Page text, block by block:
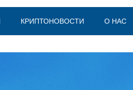
КРИПТОНОВОСТИ О НАС